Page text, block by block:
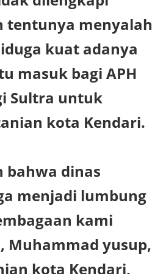
tentunya
kuat adanya
masuk bagi APH
Sultra untuk
kota Kendari.
bahwa dinas
menjadi lumbung
kami
Muhammad yusup,
kota Kendari,